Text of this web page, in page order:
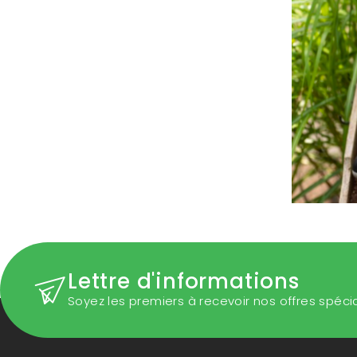
Lettre d'informations
Soyez les premiers à recevoir nos offres